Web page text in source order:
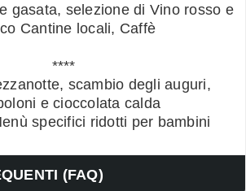
gasata, selezione di Vino rosso e
Cantine locali, Caffè
****
scambio degli auguri,
e cioccolata calda
specifici ridotti per bambini
(FAQ)